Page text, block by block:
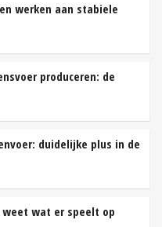
werken aan stabiele
produceren: de
duidelijke plus in de
weet wat er speelt op